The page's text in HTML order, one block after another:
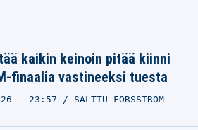
kaikin keinoin pitää kiinni
finaalia vastineeksi tuesta
- 23:57 SALTTU FORSSTRÖM